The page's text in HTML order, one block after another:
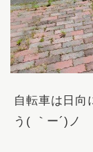
自転車は日向
う( ｀ー´)ノ